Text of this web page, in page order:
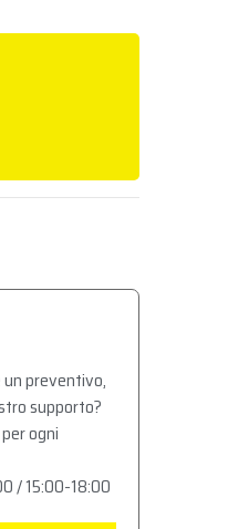
preventivo,
supporto?
ogni
/ 15:00-18:00